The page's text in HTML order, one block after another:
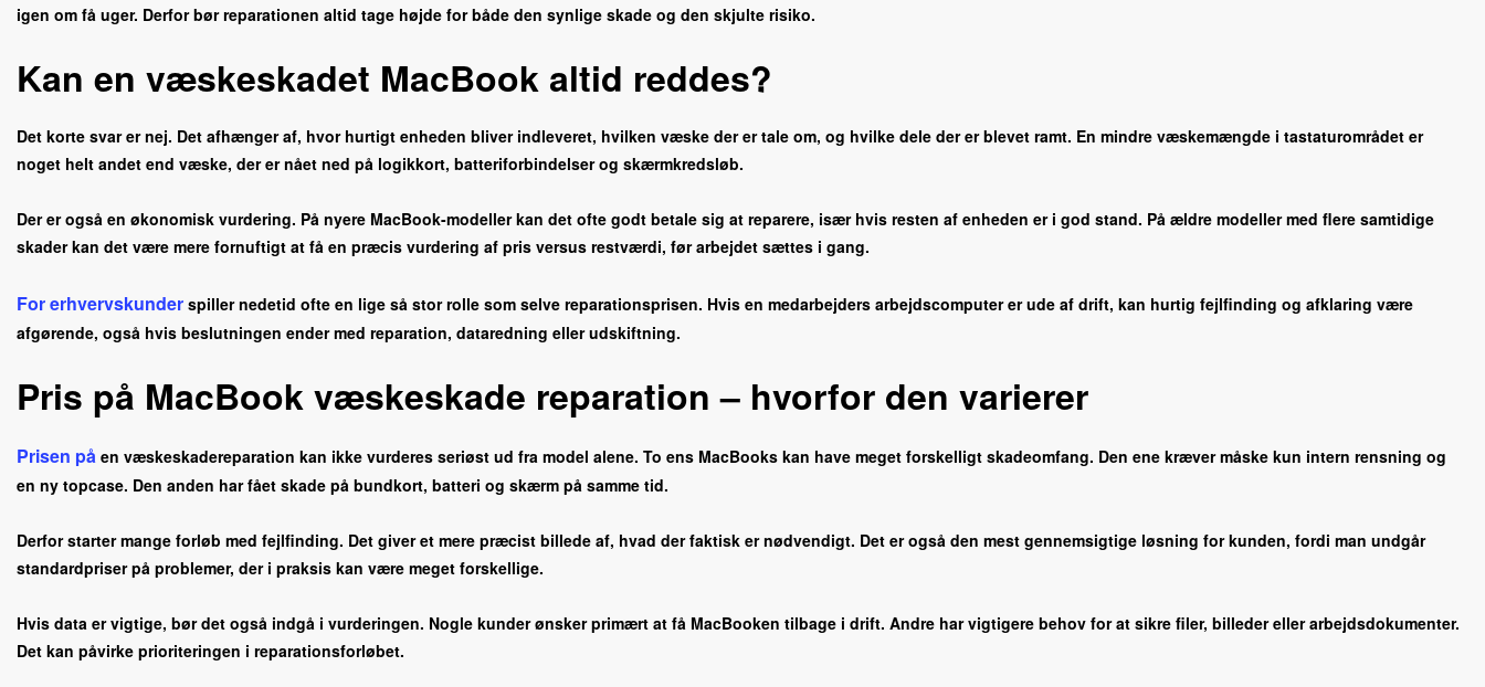
igen om få uger. Derfor bør reparationen altid tage højde for både den synlige skade og den skjulte risiko.
Kan en væskeskadet MacBook altid reddes?
Det korte svar er nej. Det afhænger af, hvor hurtigt enheden bliver indleveret, hvilken væske der er tale om, og hvilke dele der er blevet ramt. En mindre væskemængde i tastaturområdet er
noget helt andet end væske, der er nået ned på logikkort, batteriforbindelser og skærmkredsløb.
Der er også en økonomisk vurdering. På nyere MacBook-modeller kan det ofte godt betale sig at reparere, især hvis resten af enheden er i god stand. På ældre modeller med flere samtidige
skader kan det være mere fornuftigt at få en præcis vurdering af pris versus restværdi, før arbejdet sættes i gang.
For erhvervskunder spiller nedetid ofte en lige så stor rolle som selve reparationsprisen. Hvis en medarbejders arbejdscomputer er ude af drift, kan hurtig fejlfinding og afklaring være
afgørende, også hvis beslutningen ender med reparation, dataredning eller udskiftning.
Pris på MacBook væskeskade reparation – hvorfor den varierer
Prisen på en væskeskadereparation kan ikke vurderes seriøst ud fra model alene. To ens MacBooks kan have meget forskelligt skadeomfang. Den ene kræver måske kun intern rensning og
en ny topcase. Den anden har fået skade på bundkort, batteri og skærm på samme tid.
Derfor starter mange forløb med fejlfinding. Det giver et mere præcist billede af, hvad der faktisk er nødvendigt. Det er også den mest gennemsigtige løsning for kunden, fordi man undgår
standardpriser på problemer, der i praksis kan være meget forskellige.
Hvis data er vigtige, bør det også indgå i vurderingen. Nogle kunder ønsker primært at få MacBooken tilbage i drift. Andre har vigtigere behov for at sikre filer, billeder eller arbejdsdokumenter.
Det kan påvirke prioriteringen i reparationsforløbet.